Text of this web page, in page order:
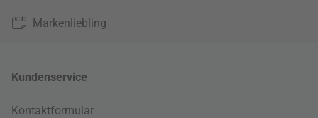
Markenliebling
Kundenservice
Kontaktformular